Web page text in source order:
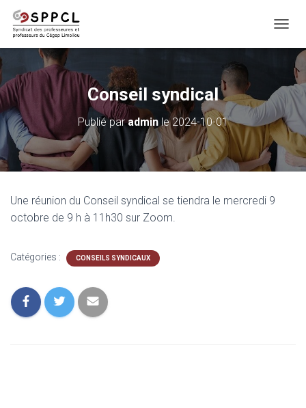
É
I
E
R
L
N
Conseil syndical
Publié paradmin le2024-10-01
Une réunion du Conseil syndical se tiendra le mercredi 9
octobre de 9 h à 11h30 sur Zoom.
Catégories : CONSEILS SYNDICAUX